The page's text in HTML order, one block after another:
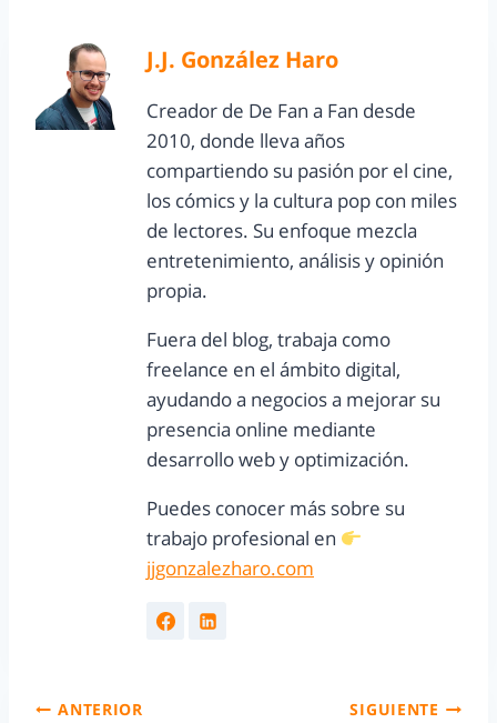
J.J. González Haro
Creador de De Fan a Fan desde
2010, donde lleva años
compartiendo su pasión por el cine,
los cómics y la cultura pop con miles
de lectores. Su enfoque mezcla
entretenimiento, análisis y opinión
propia.
Fuera del blog, trabaja como
freelance en el ámbito digital,
ayudando a negocios a mejorar su
presencia online mediante
desarrollo web y optimización.
Puedes conocer más sobre su
trabajo profesional en
jjgonzalezharo.com
ANTERIOR SIGUIENTE